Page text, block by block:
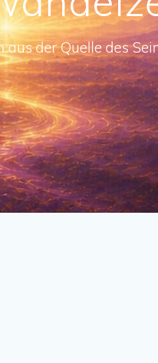
der Quelle des